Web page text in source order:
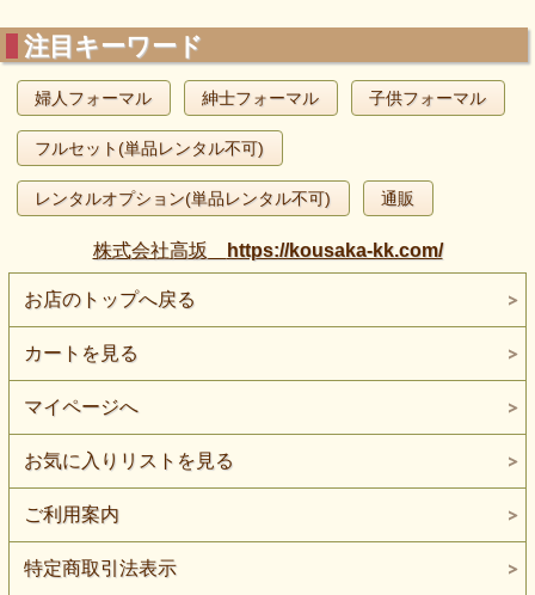
注目キーワード
婦人フォーマル 紳士フォーマル 子供フォーマル
フルセット(単品レンタル不可)
レンタルオプション(単品レンタル不可) 通販
株式会社高坂 https://kousaka-kk.com/
お店のトップへ戻る
カートを見る
マイページへ
お気に入りリストを見る
ご利用案内
特定商取引法表示